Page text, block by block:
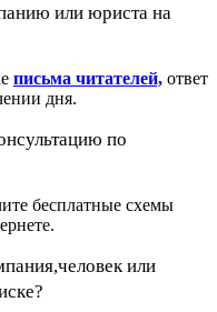
или юриста на
письма читателей, ответ
дня.
по
бесплатные схемы
или